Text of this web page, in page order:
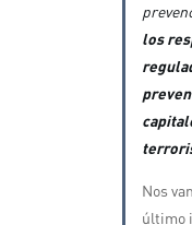
los
Nos
último